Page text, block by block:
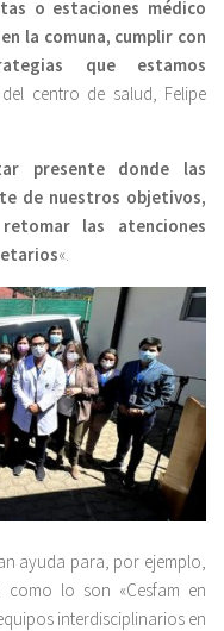
o estaciones médico
la comuna, cumplir con
que estamos
centro de salud, Felipe
presente donde las
de nuestros objetivos,
las atenciones
«.
ayuda para, por ejemplo,
como lo son «Cesfam en
interdisciplinarios en